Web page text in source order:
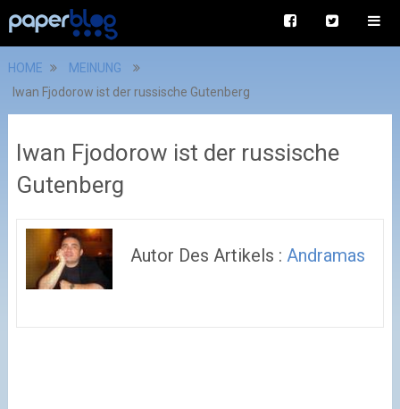
HOME
MEINUNG
Iwan Fjodorow ist der russische Gutenberg
Iwan Fjodorow ist der russische
Gutenberg
Autor Des Artikels :Andramas